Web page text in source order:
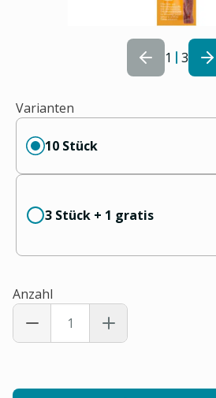
1 3
Varianten
10 Stück
3 Stück + 1 gratis
Anzahl